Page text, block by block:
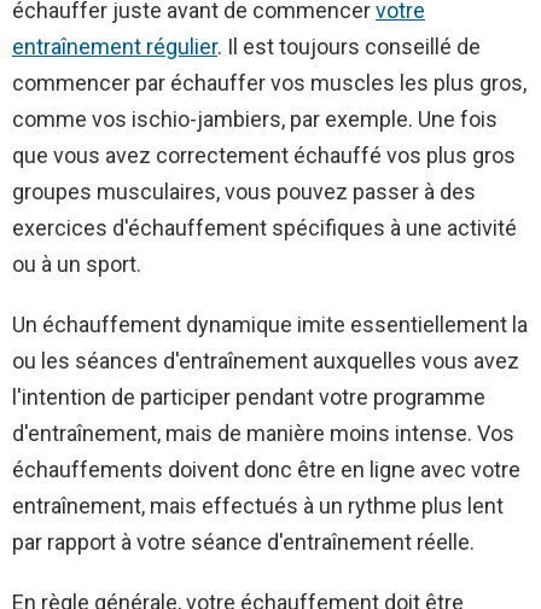
échauffer juste avant de commencervotre
entraînement régulier. Il est toujours conseillé de
commencer par échauffer vos muscles les plus gros,
comme vos ischio-jambiers, par exemple. Une fois
que vous avez correctement échauffé vos plus gros
groupes musculaires, vous pouvez passer à des
exercices d'échauffement spécifiques à une activité
ou à un sport.
Un échauffement dynamique imite essentiellement la
ou les séances d'entraînement auxquelles vous avez
l'intention de participer pendant votre programme
d'entraînement, mais de manière moins intense. Vos
échauffements doivent donc être en ligne avec votre
entraînement, mais effectués à un rythme plus lent
par rapport à votre séance d'entraînement réelle.
En règle générale, votre échauffement doit être